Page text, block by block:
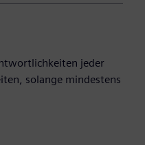
jeder
solange mindestens